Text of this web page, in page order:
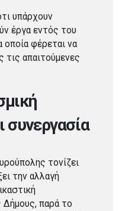
υπάρχουν
έργα εντός του
φέρεται να
τις απαιτούμενες
συνεργασία
τονίζει
την αλλαγή
Δήμους, παρά το